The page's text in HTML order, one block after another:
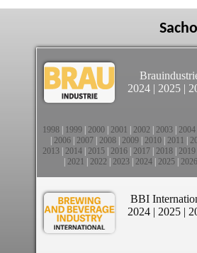
2024 | 2025 |
1998 1999 2000 2001 2002 2003 2004
2006 2007 2008 2009 2010 2011
2013 2014 2015 2016 2017 2018 2019
2021 2022 2023| 2024| 2025| 2026
BBI
2024 | 2025 |